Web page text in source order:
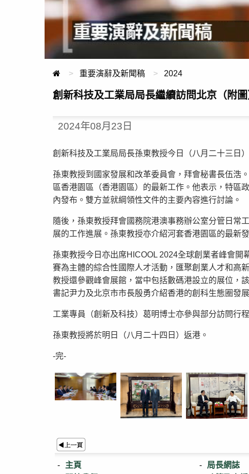
重要演辭及新聞稿 2024
創新科技及工業局局長繼續訪問北京（附圖
2024年08月23日
創新科技及工業局局長孫東教授今日（八月二十三日
孫東教授到國家發展和改革委員會，拜會秘書長伍浩
區香港園區（香港園區）的最新工作。他表示，特區
內發布。雙方並就綱領性文件的主要內容進行討論。
隨後，孫東教授拜會國務院港澳事務辦公室分管日常
展的工作進展。孫東教授亦介紹河套香港園區的最新
孫東教授今日亦出席HICOOL 2024全球創業者峰會
賽為主體的綜合性國際人才活動，匯聚創業人才和高
教授還參觀峰會展館，當中包括數碼港設立的展位，
書記尹力及北京市市長殷勇介紹香港的創科生態圈發
工業專員（創新及科技）葛明博士亦參與部分訪問行程
孫東教授將於明日（八月二十四日）返港。
-完-
主頁
局長網誌